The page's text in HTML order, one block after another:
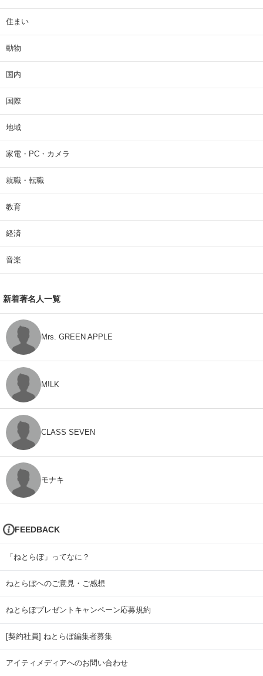
住まい
動物
国内
国際
地域
家電・PC・カメラ
就職・転職
教育
経済
音楽
新着著名人一覧
Mrs. GREEN APPLE
M!LK
CLASS SEVEN
モナキ
FEEDBACK
「ねとらぼ」ってなに？
ねとらぼへのご意見・ご感想
ねとらぼプレゼントキャンペーン応募規約
[契約社員] ねとらぼ編集者募集
アイティメディアへのお問い合わせ